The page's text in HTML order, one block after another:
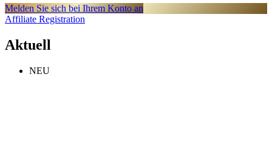
Melden Sie sich bei Ihrem Konto an
Affiliate Registration
Aktuell
NEU